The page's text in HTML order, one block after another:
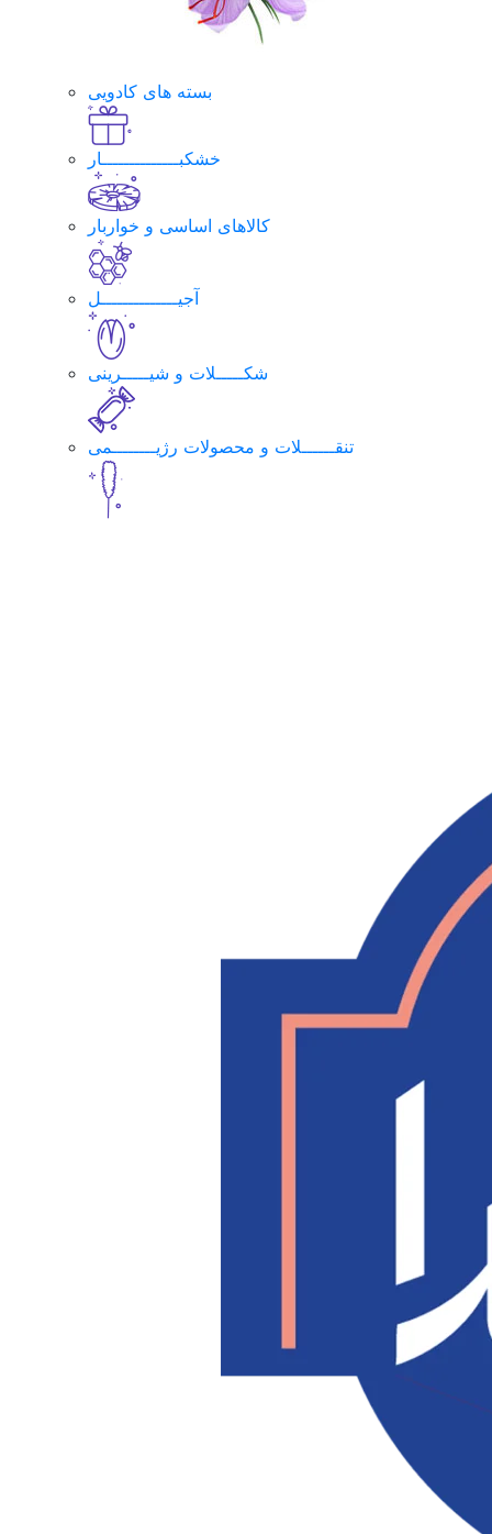
بسته های کادویی
خشکبــــــــــــــار
کالاهای اساسی و خواربار
آجیــــــــــــــل
شکـــــلات و شیـــــرینی
تنقــــــلات و محصولات رژیــــــــمی